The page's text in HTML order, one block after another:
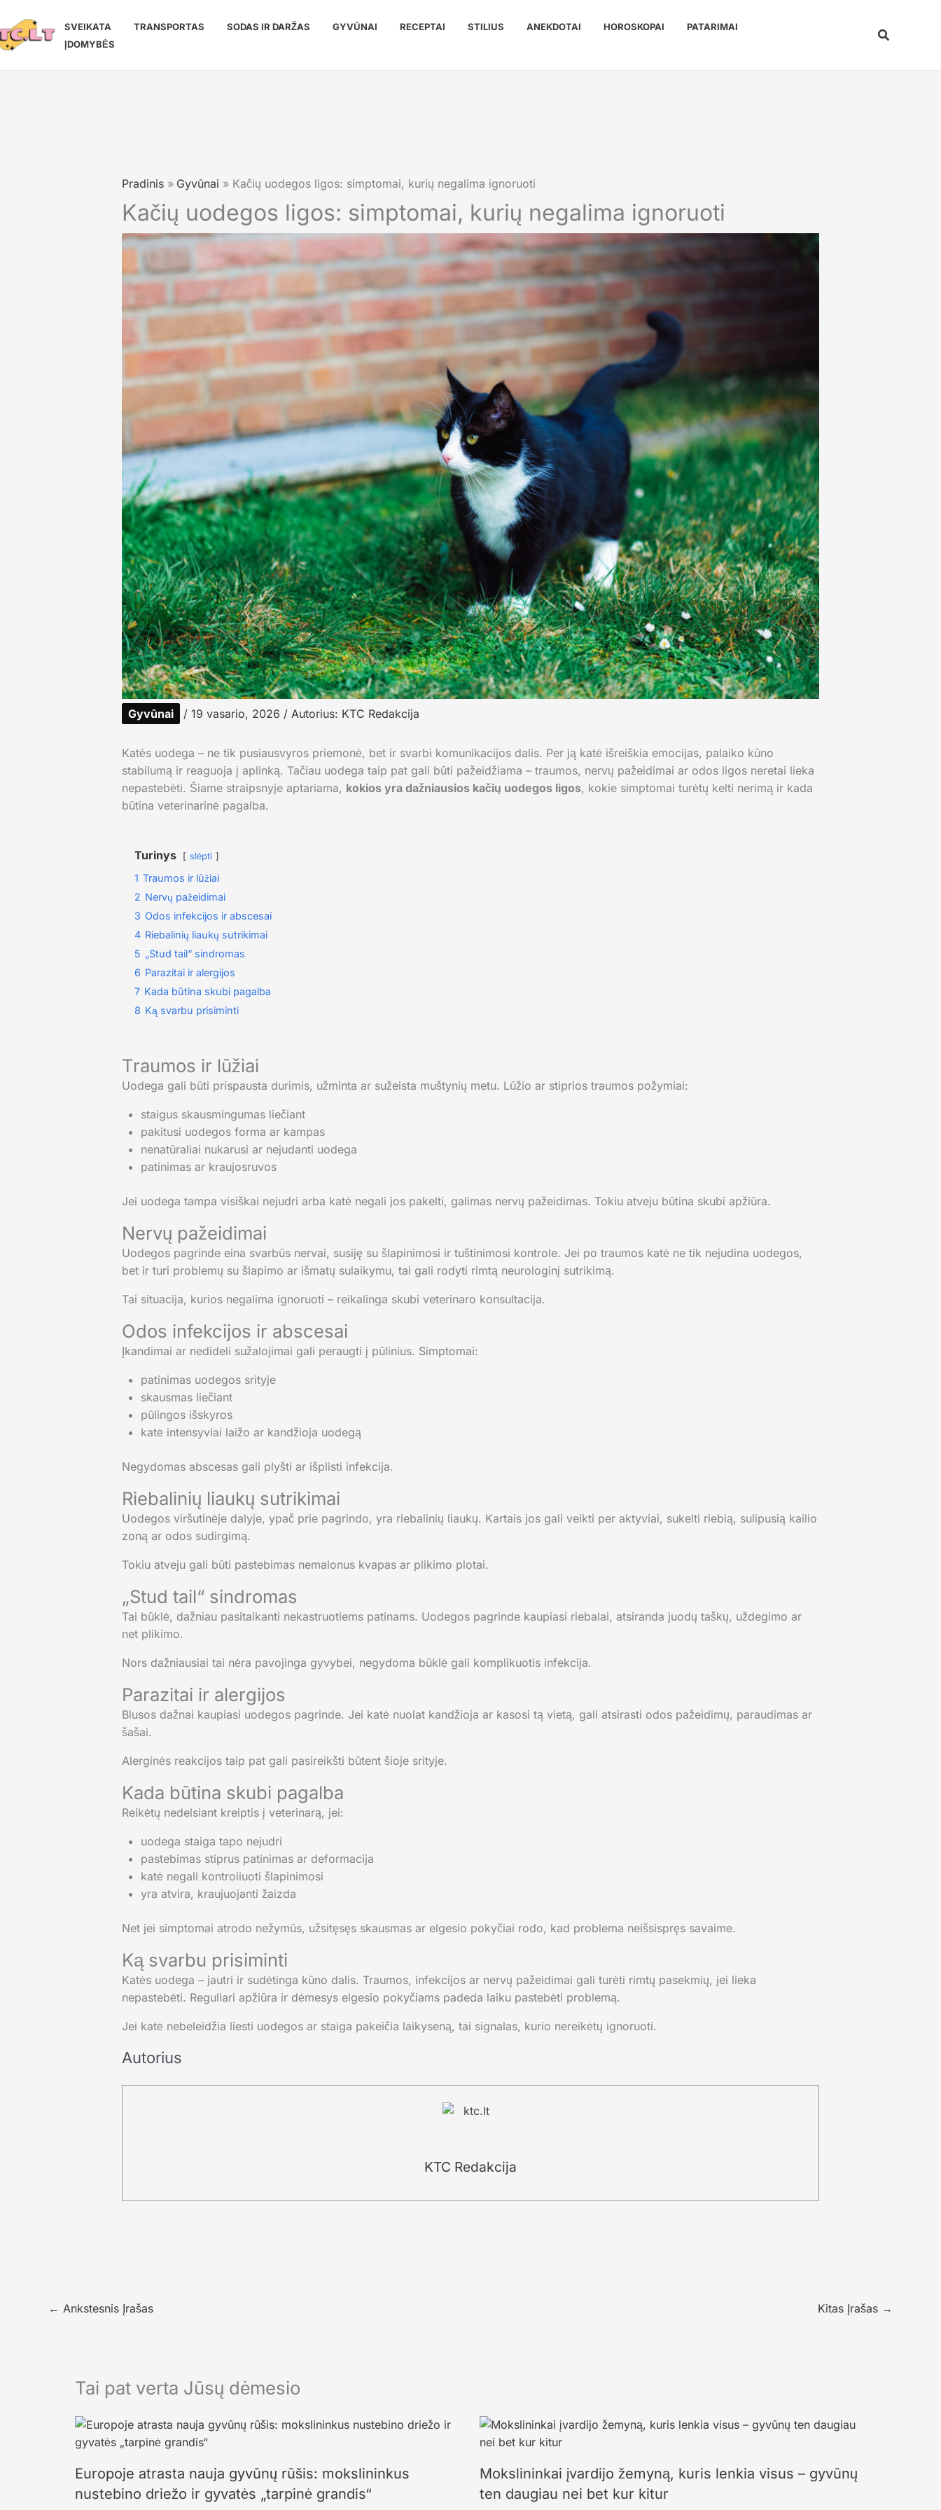
prie
turinio
SVEIKATA TRANSPORTAS SODAS IR DARŽAS GYVŪNAI RECEPTAI STILIUS ANEKDOTAI HOROSKOPAI
PATARIMAI
ĮDOMYBĖS
Paieška
Pradinis Gyvūnai Kačių uodegos ligos: simptomai, kurių negalima ignoruoti
Kačių uodegos ligos: simptomai, kurių negalima ignoruoti
Gyvūnai / 19 vasario, 2026 / Autorius: KTC Redakcija
Katės uodega – ne tik pusiausvyros priemonė, bet ir svarbi komunikacijos dalis. Per ją katė išreiškia emocijas, palaiko kūno
stabilumą ir reaguoja į aplinką. Tačiau uodega taip pat gali būti pažeidžiama – traumos, nervų pažeidimai ar odos ligos neretai lieka
nepastebėti. Šiame straipsnyje aptariama, kokios yra dažniausios kačių uodegos ligos, kokie simptomai turėtų kelti nerimą ir kada
būtina veterinarinė pagalba.
Turinys slėpti
1 Traumos ir lūžiai
2 Nervų pažeidimai
3 Odos infekcijos ir abscesai
4 Riebalinių liaukų sutrikimai
5 „Stud tail“ sindromas
6 Parazitai ir alergijos
7 Kada būtina skubi pagalba
8 Ką svarbu prisiminti
Traumos ir lūžiai
Uodega gali būti prispausta durimis, užminta ar sužeista muštynių metu. Lūžio ar stiprios traumos požymiai:
staigus skausmingumas liečiant
pakitusi uodegos forma ar kampas
nenatūraliai nukarusi ar nejudanti uodega
patinimas ar kraujosruvos
Jei uodega tampa visiškai nejudri arba katė negali jos pakelti, galimas nervų pažeidimas. Tokiu atveju būtina skubi apžiūra.
Nervų pažeidimai
Uodegos pagrinde eina svarbūs nervai, susiję su šlapinimosi ir tuštinimosi kontrole. Jei po traumos katė ne tik nejudina uodegos,
bet ir turi problemų su šlapimo ar išmatų sulaikymu, tai gali rodyti rimtą neurologinį sutrikimą.
Tai situacija, kurios negalima ignoruoti – reikalinga skubi veterinaro konsultacija.
Odos infekcijos ir abscesai
Įkandimai ar nedideli sužalojimai gali peraugti į pūlinius. Simptomai:
patinimas uodegos srityje
skausmas liečiant
pūlingos išskyros
katė intensyviai laižo ar kandžioja uodegą
Negydomas abscesas gali plyšti ar išplisti infekcija.
Riebalinių liaukų sutrikimai
Uodegos viršutinėje dalyje, ypač prie pagrindo, yra riebalinių liaukų. Kartais jos gali veikti per aktyviai, sukelti riebią, sulipusią kailio
zoną ar odos sudirgimą.
Tokiu atveju gali būti pastebimas nemalonus kvapas ar plikimo plotai.
„Stud tail“ sindromas
Tai būklė, dažniau pasitaikanti nekastruotiems patinams. Uodegos pagrinde kaupiasi riebalai, atsiranda juodų taškų, uždegimo ar
net plikimo.
Nors dažniausiai tai nėra pavojinga gyvybei, negydoma būklė gali komplikuotis infekcija.
Parazitai ir alergijos
Blusos dažnai kaupiasi uodegos pagrinde. Jei katė nuolat kandžioja ar kasosi tą vietą, gali atsirasti odos pažeidimų, paraudimas ar
šašai.
Alerginės reakcijos taip pat gali pasireikšti būtent šioje srityje.
Kada būtina skubi pagalba
Reikėtų nedelsiant kreiptis į veterinarą, jei:
uodega staiga tapo nejudri
pastebimas stiprus patinimas ar deformacija
katė negali kontroliuoti šlapinimosi
yra atvira, kraujuojanti žaizda
Net jei simptomai atrodo nežymūs, užsitęsęs skausmas ar elgesio pokyčiai rodo, kad problema neišsispręs savaime.
Ką svarbu prisiminti
Katės uodega – jautri ir sudėtinga kūno dalis. Traumos, infekcijos ar nervų pažeidimai gali turėti rimtų pasekmių, jei lieka
nepastebėti. Reguliari apžiūra ir dėmesys elgesio pokyčiams padeda laiku pastebėti problemą.
Jei katė nebeleidžia liesti uodegos ar staiga pakeičia laikyseną, tai signalas, kurio nereikėtų ignoruoti.
Autorius
KTC Redakcija
← Ankstesnis Įrašas Kitas Įrašas →
Tai pat verta Jūsų dėmesio
Europoje atrasta nauja gyvūnų rūšis: mokslininkus
nustebino driežo ir gyvatės „tarpinė grandis“
Mokslininkai įvardijo žemyną, kuris lenkia visus – gyvūnų
ten daugiau nei bet kur kitur